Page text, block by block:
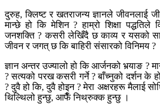
दुरुह, क्लिष्ट र खतराजन्य ज्ञानले जीवनलाई
मान्छे हो कि मेशिन ? हाम्रो शिक्षा पद्धतिले
जनशक्ति ? कसरी लेखिँदै छ काव्य र यसको
जीवन र जगत् छ कि बाहिरी संसारको विनिमय ?
ज्ञान अन्तर उज्यालो हो कि आर्जनको भर्‍याङ ?
? सत्यको परख कसरी गर्ने ? बाँच्नुको दर्शन के
? दुवै हो कि, दुवै होइन ? मेरा अक्षरहरू मैलाई
थिल्थिलो हुन्छु, आफैँ निथ्रुक्क हुन्छु ।